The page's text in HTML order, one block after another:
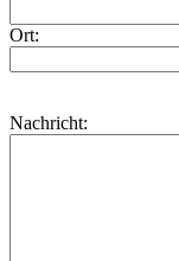
Ort:
Nachricht: